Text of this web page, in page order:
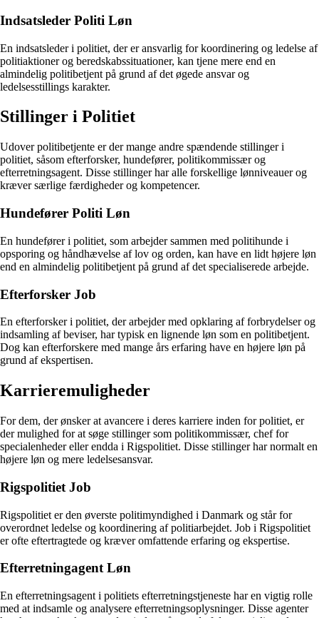
Indsatsleder Politi Løn
En indsatsleder i politiet, der er ansvarlig for koordinering og ledelse af
politiaktioner og beredskabssituationer, kan tjene mere end en
almindelig politibetjent på grund af det øgede ansvar og
ledelsesstillings karakter.
Stillinger i Politiet
Udover politibetjente er der mange andre spændende stillinger i
politiet, såsom efterforsker, hundefører, politikommissær og
efterretningsagent. Disse stillinger har alle forskellige lønniveauer og
kræver særlige færdigheder og kompetencer.
Hundefører Politi Løn
En hundefører i politiet, som arbejder sammen med politihunde i
opsporing og håndhævelse af lov og orden, kan have en lidt højere løn
end en almindelig politibetjent på grund af det specialiserede arbejde.
Efterforsker Job
En efterforsker i politiet, der arbejder med opklaring af forbrydelser og
indsamling af beviser, har typisk en lignende løn som en politibetjent.
Dog kan efterforskere med mange års erfaring have en højere løn på
grund af ekspertisen.
Karrieremuligheder
For dem, der ønsker at avancere i deres karriere inden for politiet, er
der mulighed for at søge stillinger som politikommissær, chef for
specialenheder eller endda i Rigspolitiet. Disse stillinger har normalt en
højere løn og mere ledelsesansvar.
Rigspolitiet Job
Rigspolitiet er den øverste politimyndighed i Danmark og står for
overordnet ledelse og koordinering af politiarbejdet. Job i Rigspolitiet
er ofte eftertragtede og kræver omfattende erfaring og ekspertise.
Efterretningagent Løn
En efterretningsagent i politiets efterretningstjeneste har en vigtig rolle
med at indsamle og analysere efterretningsoplysninger. Disse agenter